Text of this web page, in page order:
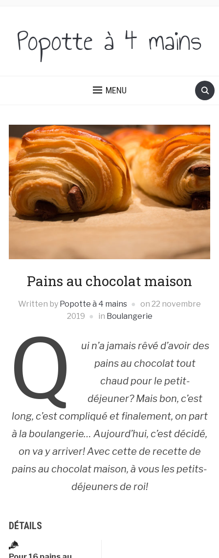
Popotte à 4 mains
DES IDÉES SUCRÉES ET SALÉES, DU PETIT-DÉJEUNER AU
MENU
Pains au chocolat maison
Written by Popotte à 4 mains on 22 novembre
2019
in Boulangerie
Q
ui n’a jamais rêvé d’avoir des
pains au chocolat tout
chaud pour le petit-
déjeuner? Mais bon, c’est
long, c’est compliqué et finalement, on part
à la boulangerie… Aujourd’hui, c’est décidé,
on va y arriver! Avec cette de recette de
pains au chocolat maison, à vous les petits-
déjeuners de roi!
DÉTAILS